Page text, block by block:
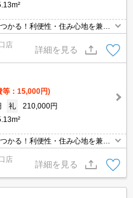
かる！利便性・住み心地を兼ね
ださい。お部屋探しはタウンハ
店
詳細を見る
等：15,000円)
礼
210,000円
かる！利便性・住み心地を兼ね
ださい。お部屋探しはタウンハ
店
詳細を見る